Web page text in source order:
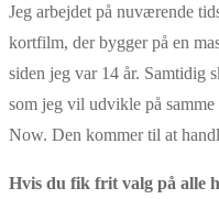
Jeg arbejdet på nuværende
kortfilm, der bygger på en
siden jeg var 14 år. Samtidig
som jeg vil udvikle på
Now. Den kommer til at
Hvis du fik frit valg på alle